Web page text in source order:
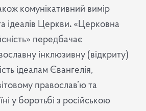
комунікативний вимір
ідеалів Церкви. «Церковна
передбачає
інклюзивну (відкриту)
ідеалам Євангелія,
православ’ю та
у боротьбі з російською